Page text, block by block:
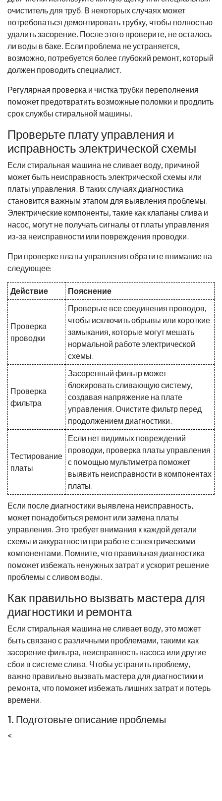
очиститель для труб. В некоторых случаях может
потребоваться демонтировать трубку, чтобы полностью
удалить засорение. После этого проверите, не осталось
ли воды в баке. Если проблема не устраняется,
возможно, потребуется более глубокий ремонт, который
должен проводить специалист.
Регулярная проверка и чистка трубки переполнения
поможет предотвратить возможные поломки и продлить
срок службы стиральной машины.
Проверьте плату управления и
исправность электрической схемы
Если стиральная машина не сливает воду, причиной
может быть неисправность электрической схемы или
платы управления. В таких случаях диагностика
становится важным этапом для выявления проблемы.
Электрические компоненты, такие как клапаны слива и
насос, могут не получать сигналы от платы управления
из-за неисправности или повреждения проводки.
При проверке платы управления обратите внимание на
следующее:
Действие Пояснение
Проверка
проводки
Проверьте все соединения проводов,
чтобы исключить обрывы или короткие
замыкания, которые могут мешать
нормальной работе электрической
схемы.
Проверка
фильтра
Засоренный фильтр может
блокировать сливающую систему,
создавая напряжение на плате
управления. Очистите фильтр перед
продолжением диагностики.
Тестирование
платы
Если нет видимых повреждений
проводки, проверка платы управления
с помощью мультиметра поможет
выявить неисправности в компонентах
платы.
Если после диагностики выявлена неисправность,
может понадобиться ремонт или замена платы
управления. Это требует внимания к каждой детали
схемы и аккуратности при работе с электрическими
компонентами. Помните, что правильная диагностика
поможет избежать ненужных затрат и ускорит решение
проблемы с сливом воды.
Как правильно вызвать мастера для
диагностики и ремонта
Если стиральная машина не сливает воду, это может
быть связано с различными проблемами, такими как
засорение фильтра, неисправность насоса или другие
сбои в системе слива. Чтобы устранить проблему,
важно правильно вызвать мастера для диагностики и
ремонта, что поможет избежать лишних затрат и потерь
времени.
1. Подготовьте описание проблемы
<